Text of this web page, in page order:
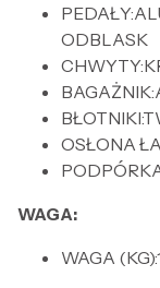
ODBLASK
OSŁONA
WAGA:
WAGA